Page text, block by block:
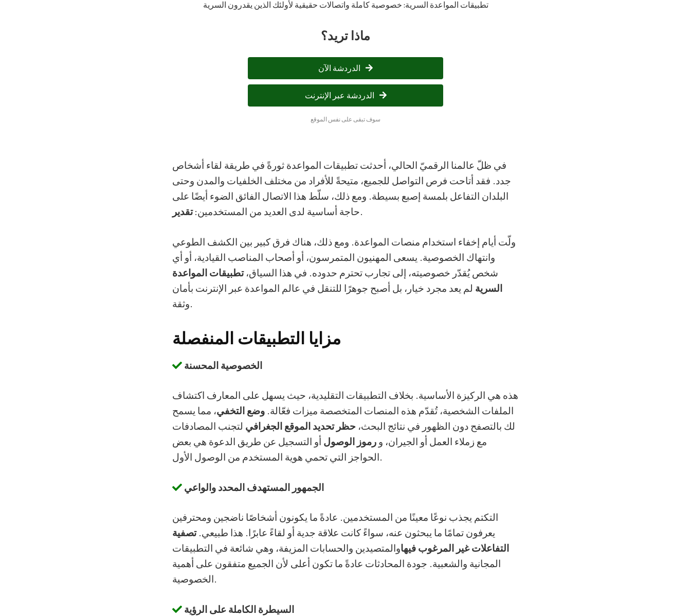
تطبيقات المواعدة السرية: خصوصية كاملة واتصالات حقيقية لأولئك الذين يقدرون السرية
ماذا تريد؟
الدردشة الآن
الدردشة عبر الإنترنت
سوف تبقى على نفس الموقع
في ظلّ عالمنا الرقميّ الحالي، أحدثت تطبيقات المواعدة ثورةً في طريقة لقاء أشخاص
جدد. فقد أتاحت فرص التواصل للجميع، متيحةً للأفراد من مختلف الخلفيات والمدن وحتى
البلدان التفاعل بلمسة إصبع بسيطة. ومع ذلك، سلّط هذا الاتصال الفائق الضوء أيضًا على
حاجة أساسية لدى العديد من المستخدمين:تقدير .
ولّت أيام إخفاء استخدام منصات المواعدة. ومع ذلك، هناك فرق كبير بين الكشف الطوعي
وانتهاك الخصوصية. يسعى المهنيون المتمرسون، أو أصحاب المناصب القيادية، أو أي
شخص يُقدّر خصوصيته، إلى تجارب تحترم حدوده. في هذا السياق،تطبيقات المواعدة
السرية لم يعد مجرد خيار، بل أصبح جوهرًا للتنقل في عالم المواعدة عبر الإنترنت بأمان
وثقة.
مزايا التطبيقات المنفصلة
الخصوصية المحسنة
هذه هي الركيزة الأساسية. بخلاف التطبيقات التقليدية، حيث يسهل على المعارف اكتشاف
الملفات الشخصية، تُقدّم هذه المنصات المتخصصة ميزات فعّالة. وضع التخفي، مما يسمح
لك بالتصفح دون الظهور في نتائج البحث، حظر تحديد الموقع الجغرافي لتجنب المصادفات
مع زملاء العمل أو الجيران، و رموز الوصول أو التسجيل عن طريق الدعوة هي بعض
الحواجز التي تحمي هوية المستخدم من الوصول الأول.
الجمهور المستهدف المحدد والواعي
التكتم يجذب نوعًا معينًا من المستخدمين. عادةً ما يكونون أشخاصًا ناضجين ومحترفين
يعرفون تمامًا ما يبحثون عنه، سواءً كانت علاقة جدية أو لقاءً عابرًا. هذا طبيعي.تصفية
التفاعلات غير المرغوب فيهاوالمتصيدين والحسابات المزيفة، وهي شائعة في التطبيقات
المجانية والشعبية. جودة المحادثات عادةً ما تكون أعلى لأن الجميع متفقون على أهمية
الخصوصية.
السيطرة الكاملة على الرؤية